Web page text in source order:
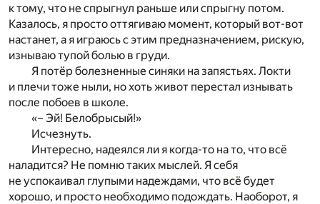
к тому, что не спрыгнул раньше или спрыгну потом.
Казалось, я просто оттягиваю момент, который вот-вот
настанет, а я играюсь с этим предназначением, рискую,
изнываю тупой болью в груди.
Я потёр болезненные синяки на запястьях. Локти
и плечи тоже ныли, но хоть живот перестал изнывать
после побоев в школе.
«– Эй! Белобрысый!»
Исчезнуть.
Интересно, надеялся ли я когда-то на то, что всё
наладится? Не помню таких мыслей. Я себя
не успокаивал глупыми надеждами, что всё будет
хорошо, и просто необходимо подождать. Наоборот, я